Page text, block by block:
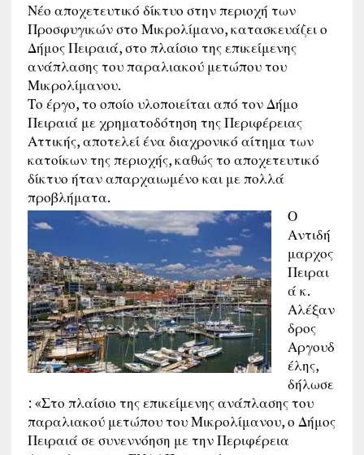
Νέο αποχετευτικό δίκτυο στην περιοχή των
Προσφυγικών στο Μικρολίμανο, κατασκευάζει ο
Δήμος Πειραιά, στο πλαίσιο της επικείμενης
ανάπλασης του παραλιακού μετώπου του
Μικρολίμανου.
Το έργο, το οποίο υλοποιείται από τον Δήμο
Πειραιά με χρηματοδότηση της Περιφέρειας
Αττικής, αποτελεί ένα διαχρονικό αίτημα των
κατοίκων της περιοχής, καθώς το αποχετευτικό
δίκτυο ήταν απαρχαιωμένο και με πολλά
προβλήματα.
Ο
Αντιδή
μαρχος
Πειραι
ά κ.
Αλέξαν
δρος
Αργουδ
έλης,
δήλωσε
: «Στο πλαίσιο της επικείμενης ανάπλασης του
παραλιακού μετώπου του Μικρολίμανου, ο Δήμος
Πειραιά σε συνεννόηση με την Περιφέρεια